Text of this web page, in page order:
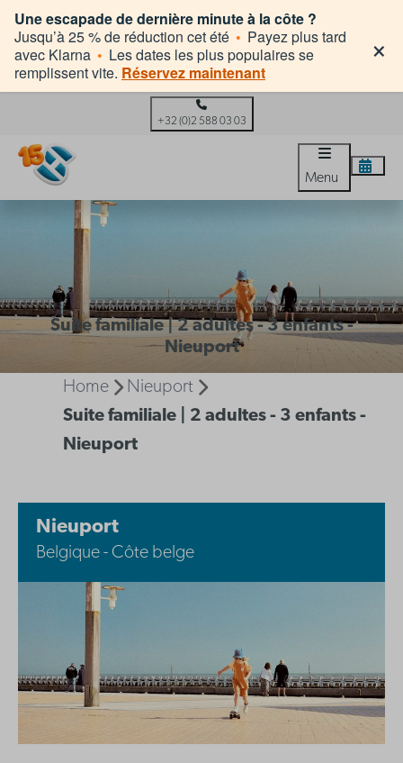
Une escapade de dernière minute à la côte ?
Jusqu’à 25 % de réduction cet été • Payez plus tard
avec Klarna • Les dates les plus populaires se
remplissent vite. Réservez maintenant
×
+32 (0)2 588 03 03
Menu
Suite familiale | 2 adultes - 3 enfants -
Nieuport
Home
Nieuport
Suite familiale | 2 adultes - 3 enfants -
Nieuport
Nieuport
Belgique - Côte belge